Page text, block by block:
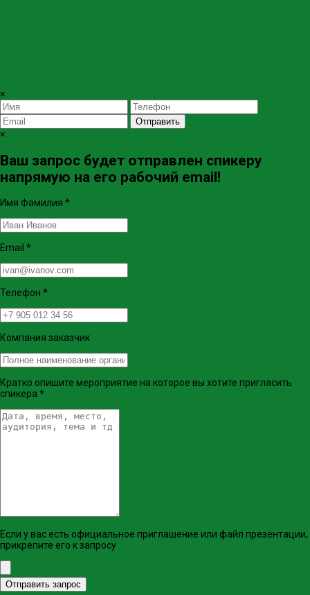
×
Отправить
×
Ваш запрос будет отправлен спикеру
напрямую на его рабочий email!
Имя Фамилия *
Email *
Телефон *
Компания заказчик
Кратко опишите мероприятие на которое вы хотите пригласить
спикера *
Если у вас есть официальное приглашение или файл презентации,
прикрепите его к запросу
Отправить запрос